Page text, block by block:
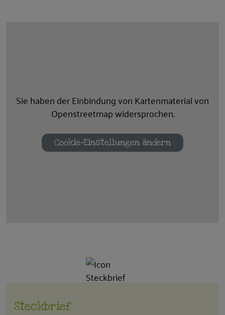
Sie haben der Einbindung von Kartenmaterial von
Openstreetmap widersprochen.
Cookie-Einstellungen ändern
Steckbrief